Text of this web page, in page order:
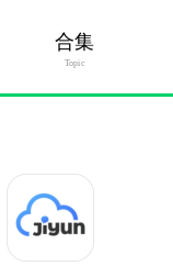
合集
Topic